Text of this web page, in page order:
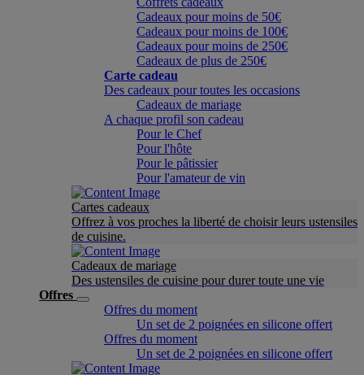
Cadeaux pour moins de 50€
Cadeaux pour moins de 100€
Cadeaux pour moins de 250€
Cadeaux de plus de 250€
Carte cadeau
Des cadeaux pour toutes les occasions
Cadeaux de mariage
A chaque profil son cadeau
Pour le Chef
Pour l'hôte
Pour le pâtissier
Pour l'amateur de vin
Cartes cadeaux
Offrez à vos proches la liberté de choisir leurs ustensiles
de cuisine.
Cadeaux de mariage
Des ustensiles de cuisine pour durer toute une vie
Offres
Offres du moment
Un set de 2 poignées en silicone offert
Offres du moment
Un set de 2 poignées en silicone offert